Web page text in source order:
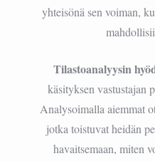
yhteisönä sen voiman,
Tilastoanalyysin
käsityksen vastustajan
Analysoimalla aiemmat
jotka toistuvat heidän
havaitsemaan, miten